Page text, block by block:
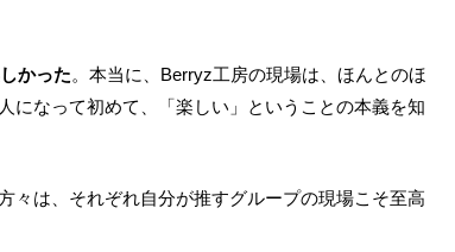
かった。本当に、Berryz工房の現場は、ほんとのほ
になって初めて、「楽しい」ということの本義を知